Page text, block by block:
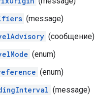
(message)
(сообщение)
(enum)
(enum)
(message)